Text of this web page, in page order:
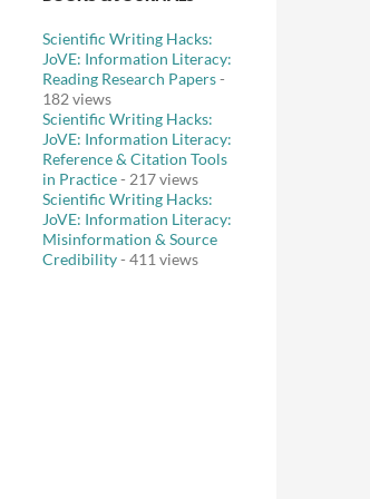
Scientific Writing Hacks:
JoVE: Information Literacy:
Reading Research Papers-
182 views
Scientific Writing Hacks:
JoVE: Information Literacy:
Reference & Citation Tools
in Practice- 217 views
Scientific Writing Hacks:
JoVE: Information Literacy:
Misinformation & Source
Credibility- 411 views